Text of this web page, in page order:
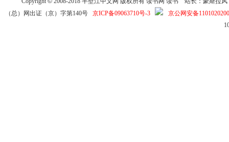
（总）网出证（京）字第140号 京ICP备09063710号-3
京公网安备